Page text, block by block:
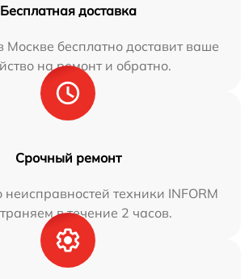
Бесплатная доставка
бесплатно доставит ваше
на ремонт и обратно.
Срочный ремонт
техники INFORM
в течение 2 часов.